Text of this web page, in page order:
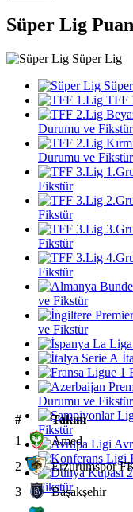
Süper Lig
Süper Lig
TFF
Durumu ve Fikstür
Durumu ve Fikstür
Fikstür
Fikstür
Fikstür
Fikstür
ve Fikstür
ve Fikstür
Durumu ve Fikstür
Fikstür
Fikstür
# Takım
1
Amed
2
Erzurumspor
3
Başakşehir